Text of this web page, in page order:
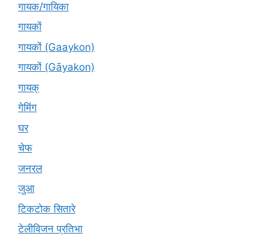
गायक/गायिका
गायकों
गायकों (Gaaykon)
गायकों (Gāyakon)
गायक्
गेमिंग
घर
चेफ
जनरल
जुआ
टिकटोक सितारे
टेलीविजन प्रतिभा